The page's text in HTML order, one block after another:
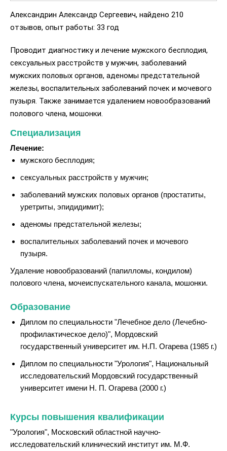
Александрин Александр Сергеевич, найдено 210
отзывов, опыт работы: 33 год
Проводит диагностику и лечение мужского бесплодия,
сексуальных расстройств у мужчин, заболеваний
мужских половых органов, аденомы предстательной
железы, воспалительных заболеваний почек и мочевого
пузыря. Также занимается удалением новообразований
полового члена, мошонки.
Специализация
Лечение:
мужского бесплодия;
сексуальных расстройств у мужчин;
заболеваний мужских половых органов (простатиты,
уретриты, эпидидимит);
аденомы предстательной железы;
воспалительных заболеваний почек и мочевого
пузыря.
Удаление новообразований (папилломы, кондилом)
полового члена, мочеиспускательного канала, мошонки.
Образование
Диплом по специальности "Лечебное дело (Лечебно-
профилактическое дело)", Мордовский
государственный университет им. Н.П. Огарева (1985 г.)
Диплом по специальности "Урология", Национальный
исследовательский Мордовский государственный
университет имени Н. П. Огарева (2000 г.)
Курсы повышения квалификации
"Урология", Московский областной научно-
исследовательский клинический институт им. М.Ф.